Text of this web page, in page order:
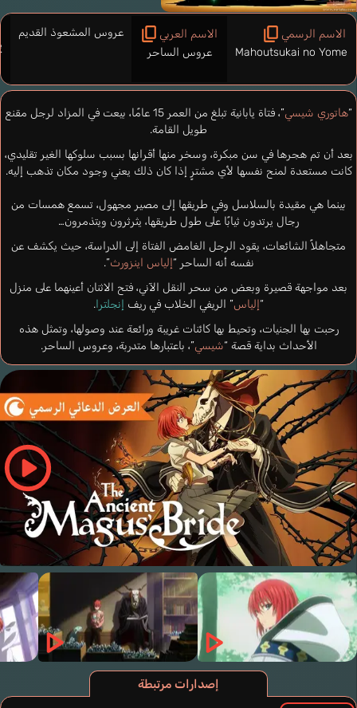
“هاتوري شيسي
”، فتاة يابانية تبلغ من العمر 15 عامًا، بيعت في المزاد لرجل مقنع
طويل القامة.
بعد أن تم هجرها في سن مبكرة، وسخر منها أقرانها بسبب سلوكها الغير تقليدي،
كانت مستعدة لمنح نفسها لأي مشترٍ إذا كان ذلك يعني وجود مكان تذهب إليه.
بينما هي مقيدة بالسلاسل وفي طريقها إلى مصير مجهول، تسمع همسات من
رجال يرتدون ثيابًا على طول طريقها، يثرثرون ويتذمرون…
متجاهلاً الشائعات، يقود الرجل الغامض الفتاة إلى الدراسة، حيث يكشف عن
نفسه أنه الساحر “إلياس اينزورث”.
بعد مواجهة قصيرة وبعض من سحر النقل الآني، فتح الاثنان أعينهما على منزل
“إلياس” الريفي الخلاب في ريف إنجلترا.
رحبت بها الجنيات، وتحيط بها كائنات غريبة ورائعة عند وصولها، وتمثل هذه
الأحداث بداية قصة “شيسي”، باعتبارها متدربة، وعروس الساحر.
الاسم الرسمي
Mahoutsukai no Yome
الاسم العربي
عروس الساحر
عروس المشعوذ القديم
إصدارات مرتبطة